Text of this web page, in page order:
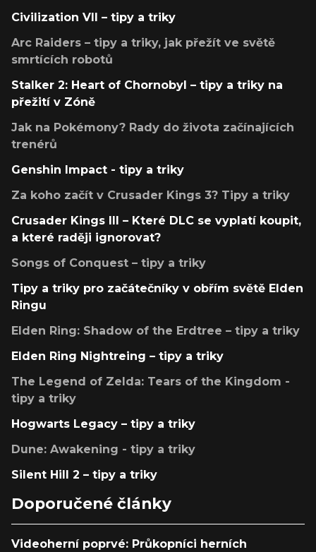
Civilization VII – tipy a triky
Arc Raiders – tipy a triky, jak přežít ve světě
smrtících robotů
Stalker 2: Heart of Chornobyl – tipy a triky na
přežití v Zóně
Jak na Pokémony? Rady do života začínajících
trenérů
Genshin Impact - tipy a triky
Za koho začít v Crusader Kings 3? Tipy a triky
Crusader Kings III – Které DLC se vyplatí koupit,
a které raději ignorovat?
Songs of Conquest – tipy a triky
Tipy a triky pro začátečníky v obřím světě Elden
Ringu
Elden Ring: Shadow of the Erdtree – tipy a triky
Elden Ring Nightreing – tipy a triky
The Legend of Zelda: Tears of the Kingdom -
tipy a triky
Hogwarts Legacy – tipy a triky
Dune: Awakening - tipy a triky
Silent Hill 2 – tipy a triky
Doporučené články
Videoherní poprvé: Průkopníci herních